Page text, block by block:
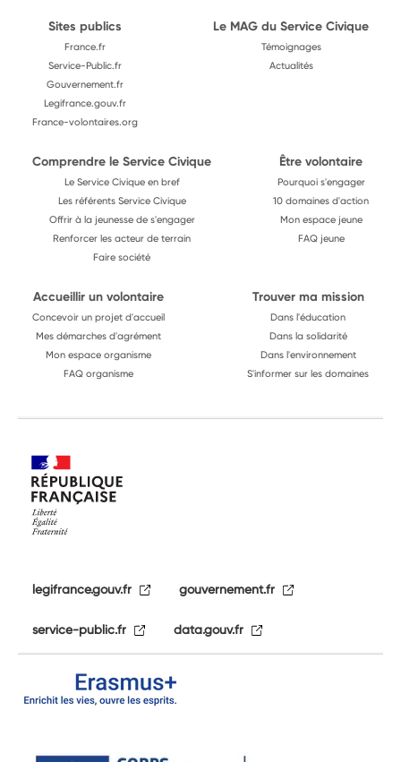
Sites publics
France.fr
Service-Public.fr
Gouvernement.fr
Legifrance.gouv.fr
France-volontaires.org
Le MAG du Service Civique
Témoignages
Actualités
Comprendre le Service Civique
Le Service Civique en bref
Les référents Service Civique
Offrir à la jeunesse de s'engager
Renforcer les acteur de terrain
Faire société
Être volontaire
Pourquoi s'engager
10 domaines d'action
Mon espace jeune
FAQ jeune
Accueillir un volontaire
Concevoir un projet d'accueil
Mes démarches d'agrément
Mon espace organisme
FAQ organisme
Trouver ma mission
Dans l'éducation
Dans la solidarité
Dans l'environnement
S'informer sur les domaines
legifrance.gouv.fr gouvernement.fr
service-public.fr data.gouv.fr